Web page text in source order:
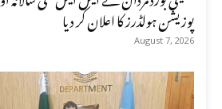
پوزیشن ہولڈرز کا اعلان کر دیا
August 7, 2026